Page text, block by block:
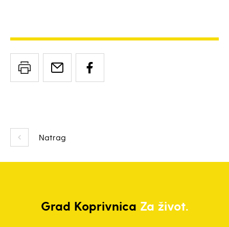
Natrag
Grad Koprivnica Za život.